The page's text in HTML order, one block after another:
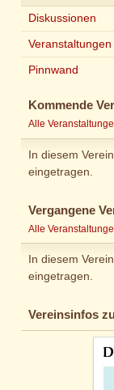
Diskussionen
Veranstaltungen
Pinnwand
Kommende
Alle
In diesem
eingetragen.
Vergangene
Alle
In diesem
eingetragen.
Vereinsinfos